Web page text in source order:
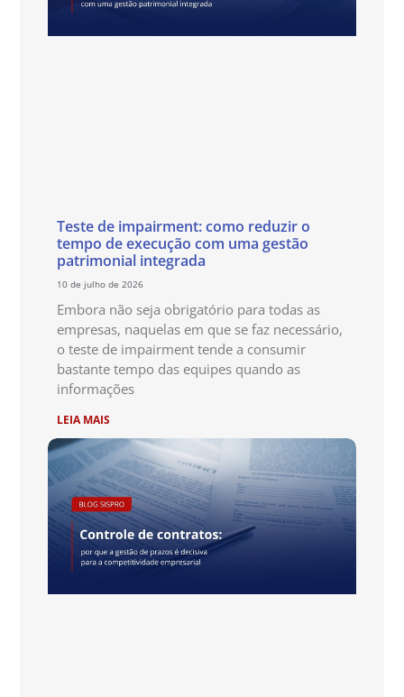
Teste de impairment: como reduzir o
tempo de execução com uma gestão
patrimonial integrada
10 de julho de 2026
Embora não seja obrigatório para todas as
empresas, naquelas em que se faz necessário,
o teste de impairment tende a consumir
bastante tempo das equipes quando as
informações
LEIA MAIS